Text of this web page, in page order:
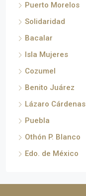
Puerto Morelos
Solidaridad
Bacalar
Isla Mujeres
Cozumel
Benito Juárez
Lázaro Cárdenas
Puebla
Othón P. Blanco
Edo. de México